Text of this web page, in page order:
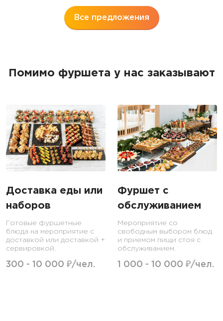
Все предложения
Помимо фуршета у нас заказывают
Доставка еды или
наборов
Готовые фуршетные
блюда на мероприятие с
доставкой или доставкой +
сервировкой.
300 - 10 000 ₽/чел.
Фуршет с
обслуживанием
Мероприятие со
свободным выбором блюд
и приемом пищи стоя с
обслуживанием.
1 000 - 10 000 ₽/чел.